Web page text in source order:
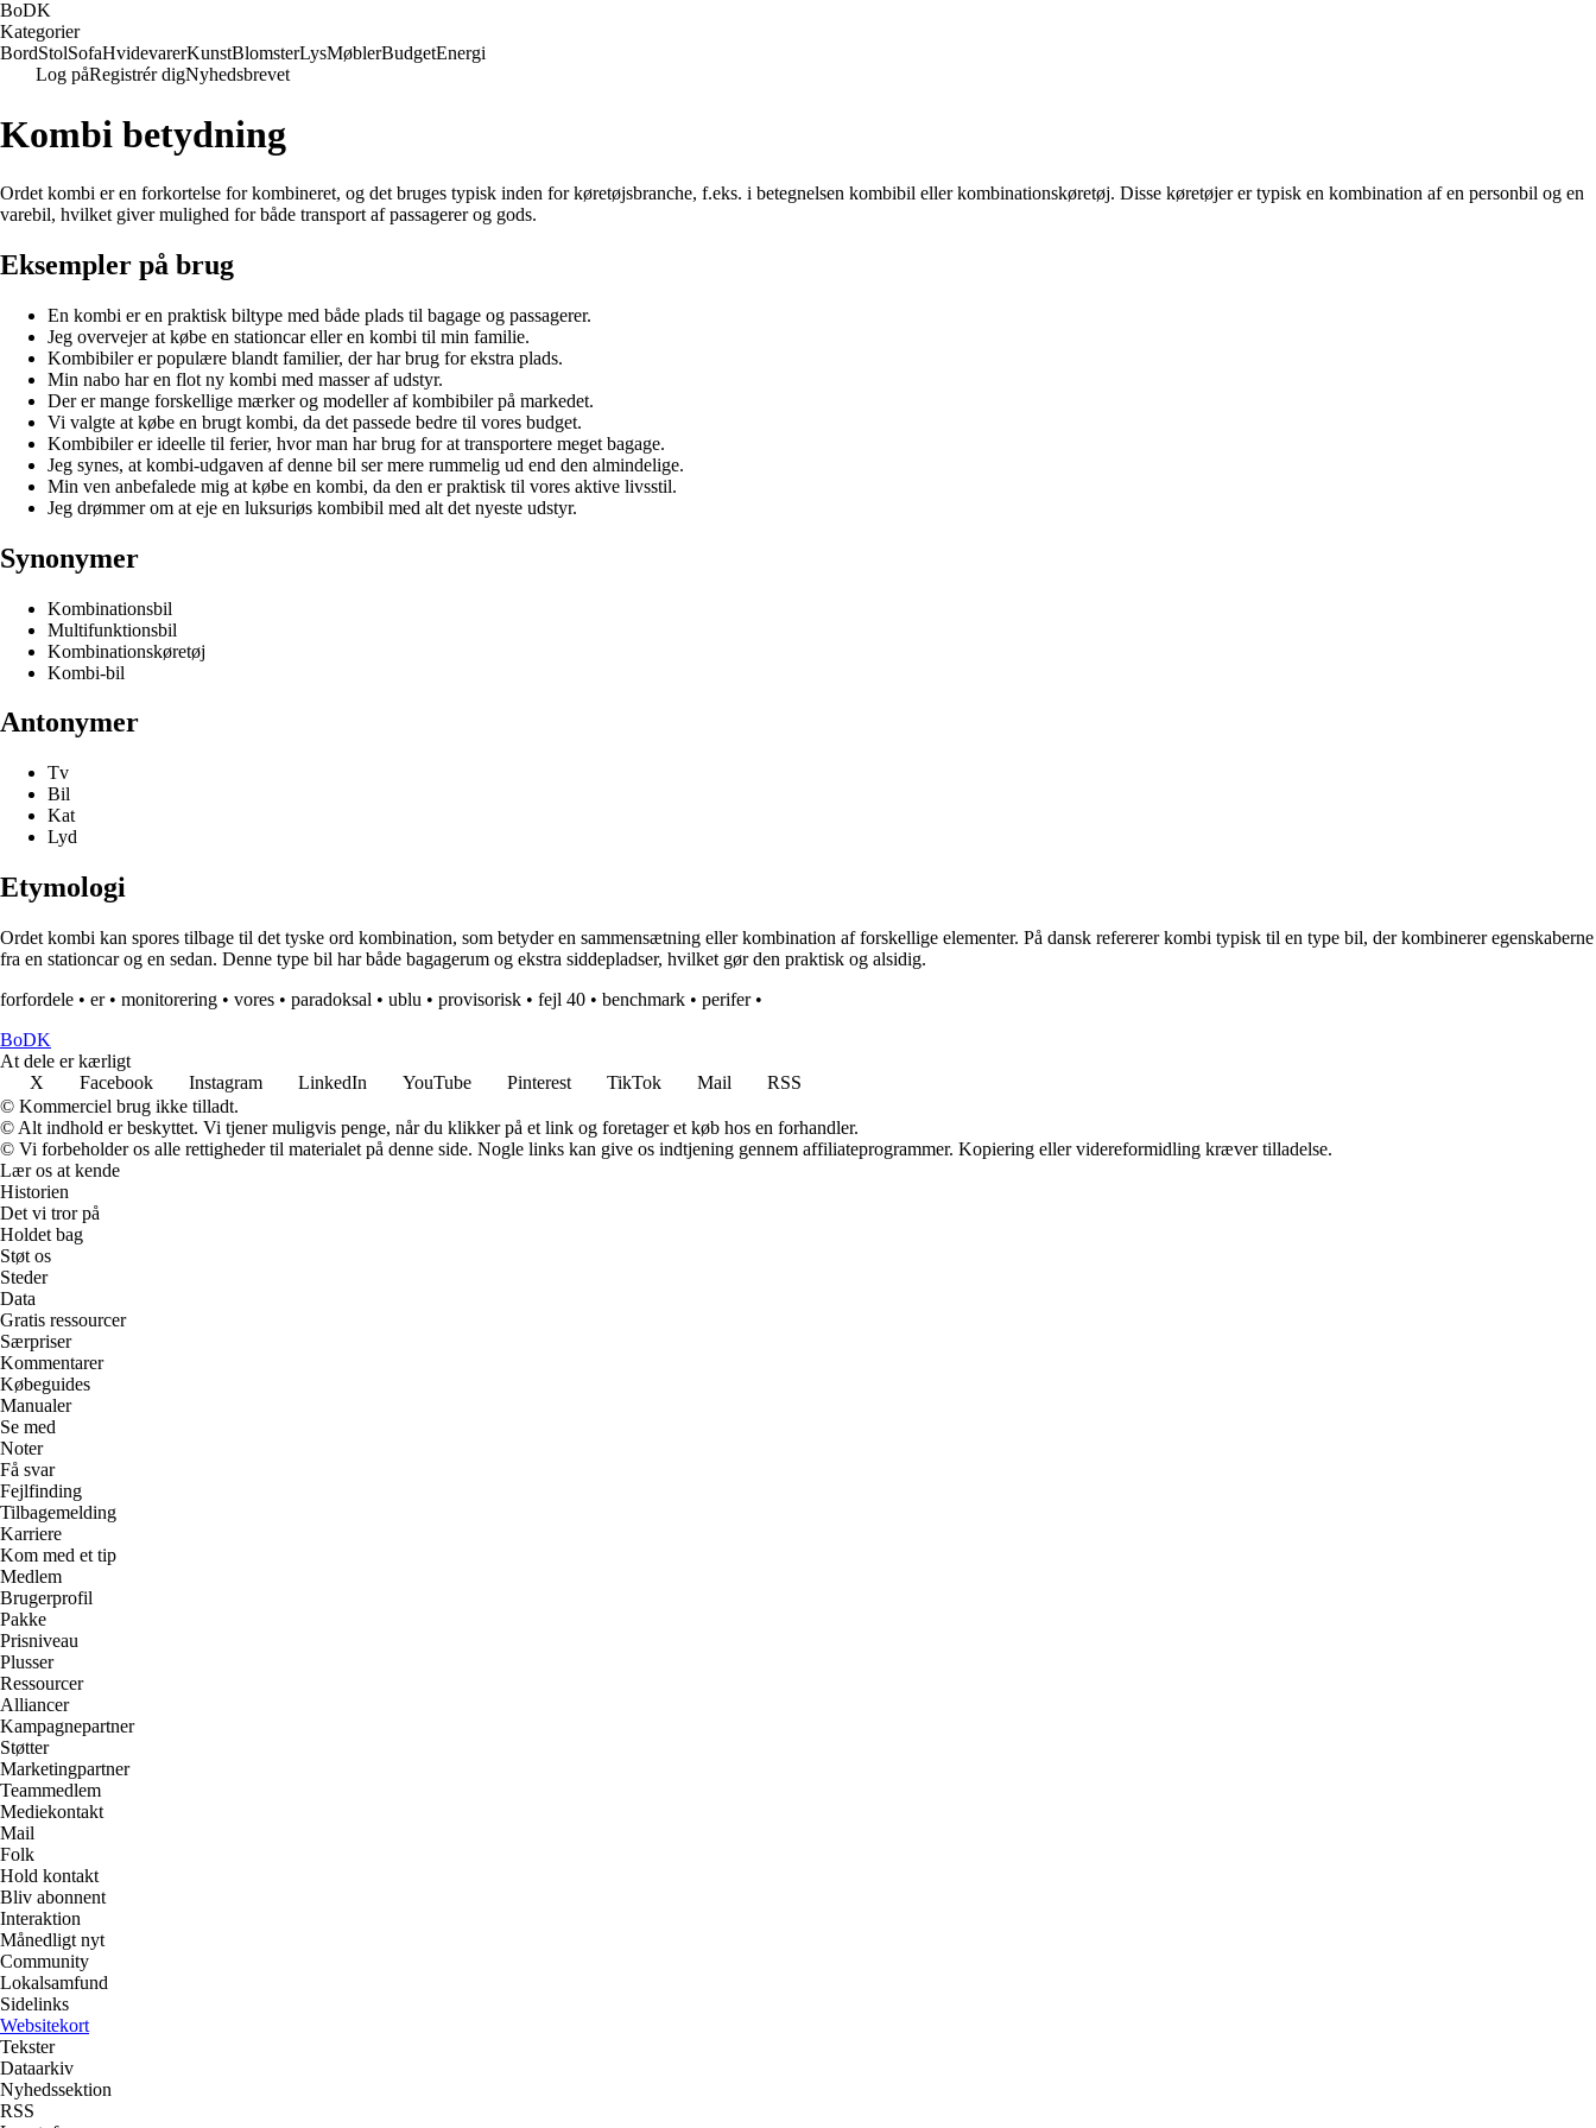
BoDK
Kategorier
BordStolSofaHvidevarerKunstBlomsterLysMøblerBudgetEnergi
Log påRegistrér digNyhedsbrevet
Kombi betydning
Ordet kombi er en forkortelse for kombineret, og det bruges typisk inden for køretøjsbranche, f.eks. i betegnelsen kombibil eller kombinationskøretøj. Disse køretøjer er typisk en kombination af en personbil og en
varebil, hvilket giver mulighed for både transport af passagerer og gods.
Eksempler på brug
En kombi er en praktisk biltype med både plads til bagage og passagerer.
Jeg overvejer at købe en stationcar eller en kombi til min familie.
Kombibiler er populære blandt familier, der har brug for ekstra plads.
Min nabo har en flot ny kombi med masser af udstyr.
Der er mange forskellige mærker og modeller af kombibiler på markedet.
Vi valgte at købe en brugt kombi, da det passede bedre til vores budget.
Kombibiler er ideelle til ferier, hvor man har brug for at transportere meget bagage.
Jeg synes, at kombi-udgaven af denne bil ser mere rummelig ud end den almindelige.
Min ven anbefalede mig at købe en kombi, da den er praktisk til vores aktive livsstil.
Jeg drømmer om at eje en luksuriøs kombibil med alt det nyeste udstyr.
Synonymer
Kombinationsbil
Multifunktionsbil
Kombinationskøretøj
Kombi-bil
Antonymer
Tv
Bil
Kat
Lyd
Etymologi
Ordet kombi kan spores tilbage til det tyske ord kombination, som betyder en sammensætning eller kombination af forskellige elementer. På dansk refererer kombi typisk til en type bil, der kombinerer egenskaberne
fra en stationcar og en sedan. Denne type bil har både bagagerum og ekstra siddepladser, hvilket gør den praktisk og alsidig.
forfordele • er• monitorering • vores • paradoksal • ublu • provisorisk • fejl 40 • benchmark • perifer•
BoDK
At dele er kærligt
X
Facebook Instagram LinkedIn YouTube Pinterest TikTok Mail
RSS
© Kommerciel brug ikke tilladt.
© Alt indhold er beskyttet. Vi tjener muligvis penge, når du klikker på et link og foretager et køb hos en forhandler.
© Vi forbeholder os alle rettigheder til materialet på denne side. Nogle links kan give os indtjening gennem affiliateprogrammer. Kopiering eller videreformidling kræver tilladelse.
Lær os at kende
Historien
Det vi tror på
Holdet bag
Støt os
Steder
Data
Gratis ressourcer
Særpriser
Kommentarer
Købeguides
Manualer
Se med
Noter
Få svar
Fejlfinding
Tilbagemelding
Karriere
Kom med et tip
Medlem
Brugerprofil
Pakke
Prisniveau
Plusser
Ressourcer
Alliancer
Kampagnepartner
Støtter
Marketingpartner
Teammedlem
Mediekontakt
Mail
Folk
Hold kontakt
Bliv abonnent
Interaktion
Månedligt nyt
Community
Lokalsamfund
Sidelinks
Websitekort
Tekster
Dataarkiv
Nyhedssektion
RSS